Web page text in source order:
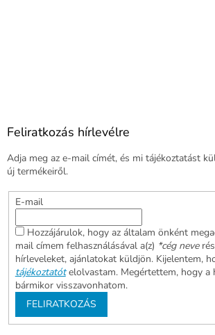
Feliratkozás hírlevélre
Adja meg az e-mail címét, és mi tájékoztatást
új termékeiről.
E-mail
Hozzájárulok, hogy az általam önként
mail címem felhasználásával a(z) *cég neve
hírleveleket, ajánlatokat küldjön. Kijelentem,
tájékoztatót elolvastam. Megértettem, hogy a
bármikor visszavonhatom.
FELIRATKOZÁS